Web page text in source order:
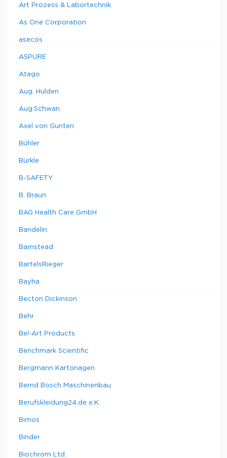
Art Prozess & Labortechnik
As One Corporation
asecos
ASPURE
Atago
Aug. Hulden
Aug.Schwan
Axel von Gunten
Bühler
Bürkle
B-SAFETY
B. Braun
BAG Health Care GmbH
Bandelin
Barnstead
BartelsRieger
Bayha
Becton Dickinson
Behr
Bel-Art Products
Benchmark Scientific
Bergmann Kartonagen
Bernd Bosch Maschinenbau
Berufskleidung24.de e.K.
Bimos
Binder
Biochrom Ltd.